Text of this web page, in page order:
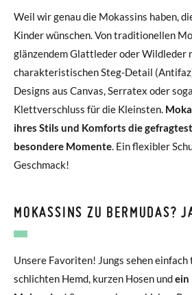
Weil wir genau die Mokassins haben,
Kinder wünschen. Von traditionellen
glänzendem Glattleder oder Wildleder
charakteristischen Steg-Detail
Designs aus Canvas, Serratex oder
Klettverschluss für die Kleinsten.
ihres Stils und Komforts die
besondere Momente . Ein flexibler
Geschmack!
MOKASSINS ZU BERMUDAS?
Unsere Favoriten! Jungs sehen
schlichten Hemd, kurzen Hosen undein